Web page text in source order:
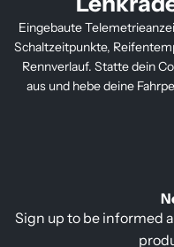
Eingebaute
Schaltzeitpunkte,
Rennverlauf. Statte dein
aus und hebe deine
Sign up to be informed